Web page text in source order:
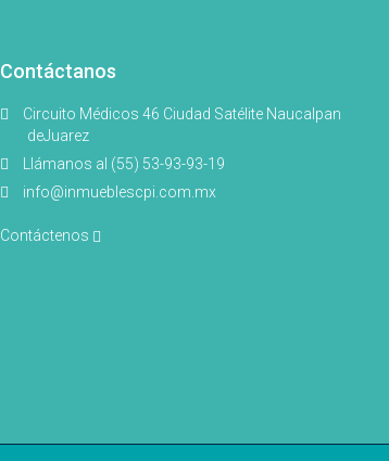
Contáctanos
Circuito Médicos 46 Ciudad Satélite Naucalpan
deJuarez
Llámanos al (55) 53-93-93-19
info@inmueblescpi.com.mx
Contáctenos